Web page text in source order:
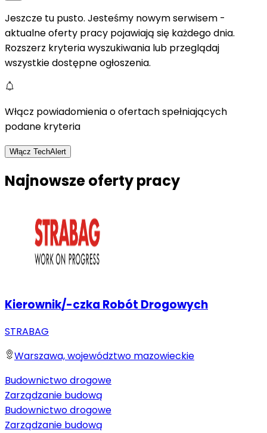
Jeszcze tu pusto. Jesteśmy nowym serwisem -
aktualne oferty pracy pojawiają się każdego dnia.
Rozszerz kryteria wyszukiwania lub przeglądaj
wszystkie dostępne ogłoszenia.
Włącz powiadomienia o ofertach spełniających
podane kryteria
Włącz TechAlert
Najnowsze oferty pracy
Kierownik/-czka Robót Drogowych
STRABAG
Warszawa, województwo mazowieckie
Budownictwo drogowe
Zarządzanie budową
Budownictwo drogowe
Zarządzanie budową